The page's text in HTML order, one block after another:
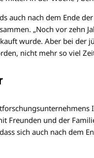
auch nach dem Ende
„Noch vor zehn
wurde. Aber bei der
nicht mehr so viel
Freunden und der
sich auch nach dem